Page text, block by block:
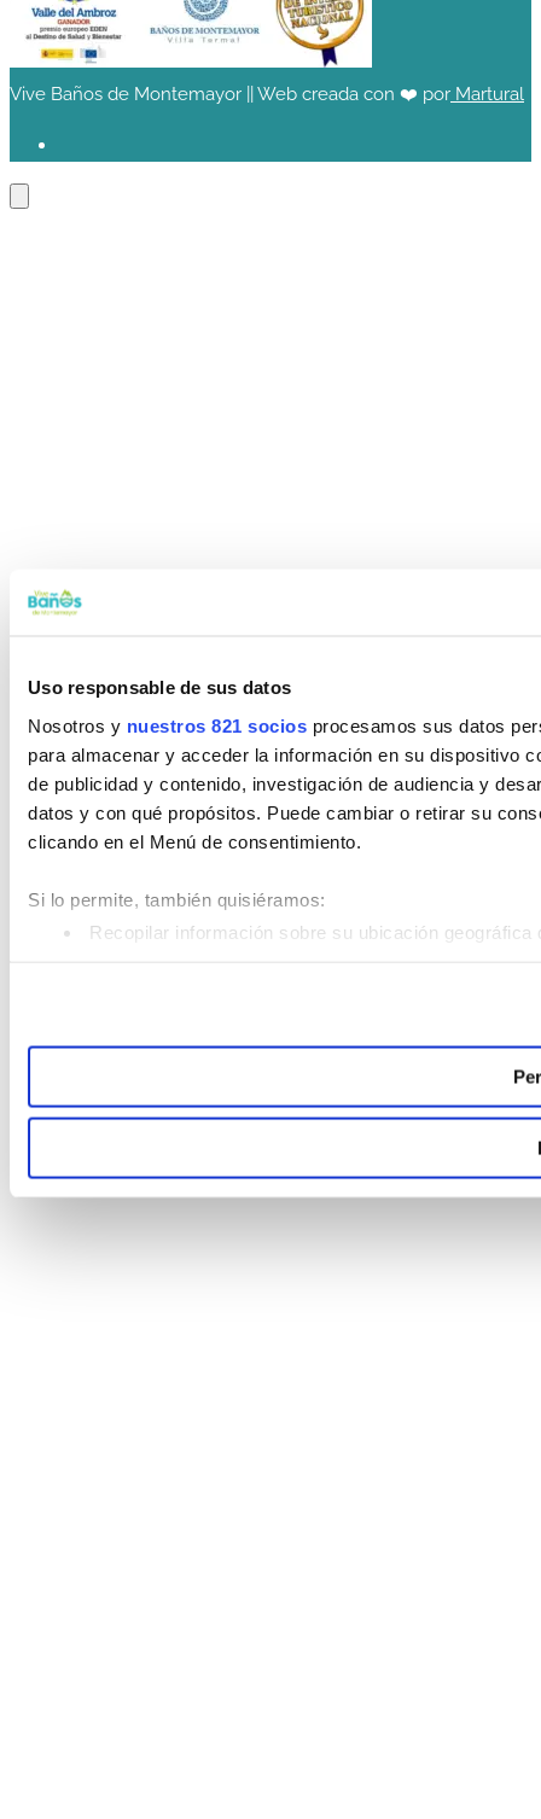
Uso responsable de sus datos
Nosotros y nuestros 821 socios procesamos sus datos
para almacenar y acceder la información en su dispositivo
de publicidad y contenido, investigación de audiencia y
datos y con qué propósitos. Puede cambiar o retirar su
clicando en el Menú de consentimiento.
Si lo permite, también quisiéramos:
Recopilar información sobre su ubicación
Las cookies de este sitio web se usan para personalizar
analizar el tráfico. Además, compartimos información
sociales, publicidad y análisis web, quienes pueden
Vive Baños de Montemayor || Web creada con ❤️ por Martural